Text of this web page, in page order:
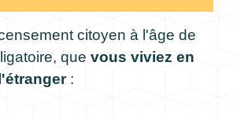
citoyen à l'âge de
que vous viviez en
: